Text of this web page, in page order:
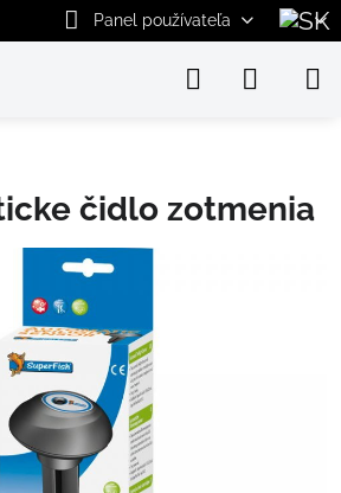
Panel používateľa
čidlo zotmenia